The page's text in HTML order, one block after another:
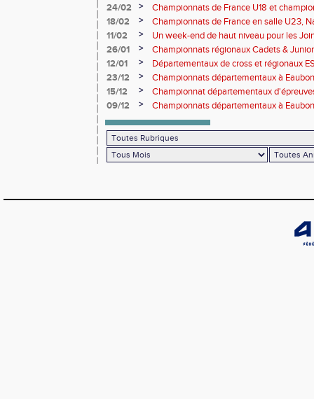
24/02
>
Championnats de France U18 et
Lancers Long
18/02 >
Championnats de France en salle U23,
de cross-country
11/02 >
Un week-end de haut niveau pour les
26/01
>
Championnats régionaux Cadets &
performances avant le Meeting de Paris
12/01 >
Départementaux de cross et régionaux
23/12
>
Championnats départementaux à
15/12
>
Championnat départementaux
09/12
> Championnats départementaux à